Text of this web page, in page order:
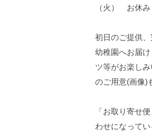
初日のご提供、
幼稚園へお届
ツ等がお楽し
のご用意(画像)
「お取り寄せ
わせになって